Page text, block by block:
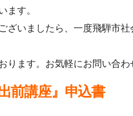
ます。
ざいましたら、一度飛騨市社
ます。お気軽にお問い合わ
前講座』申込書